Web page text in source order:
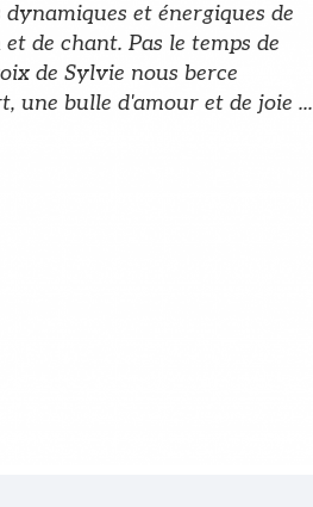
et énergiques de
de chant. Pas le temps de
de Sylvie nous berce
une bulle d'amour et de joie ...